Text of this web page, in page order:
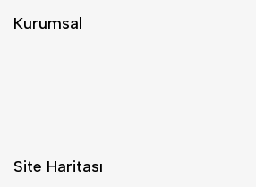
Kurumsal
Site Haritası